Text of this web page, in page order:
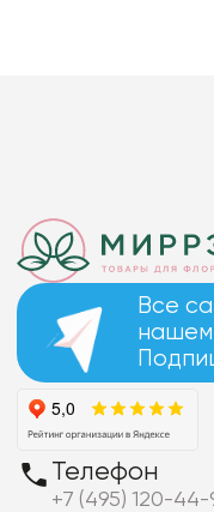
Все
нашем
Телефон
+7 (495) 120-44-